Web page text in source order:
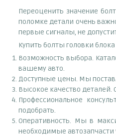
Переоценить значение
поломке детали очень
первые сигналы, не
Купить болты головки
Возможность выбора.
вашему авто.
Доступные цены. Мы
Высокое качество деталей.
Профессиональное
подобрать.
Оперативность. Мы в
необходимые